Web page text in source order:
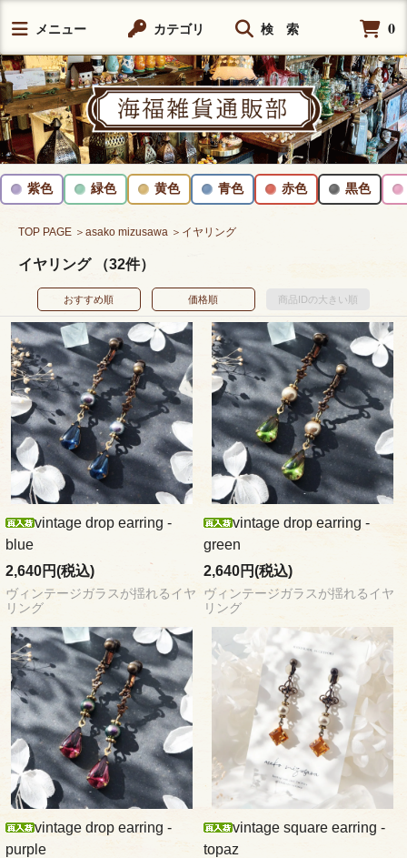
メニュー カテゴリ 検 索 0
紫色 緑色 黄色 青色 赤色 黒色
TOP PAGE ＞asako mizusawa ＞イヤリング
イヤリング （32件）
おすすめ順 価格順 商品IDの大きい順
vintage drop earring -
blue
2,640円(税込)
ヴィンテージガラスが揺れるイヤ
リング
vintage drop earring -
green
2,640円(税込)
ヴィンテージガラスが揺れるイヤ
リング
vintage drop earring -
purple
vintage square earring -
topaz